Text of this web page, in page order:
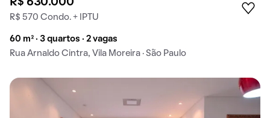
R$ 630.000
R$ 570 Condo. + IPTU
60 m² · 3 quartos · 2 vagas
Rua Arnaldo Cintra, Vila Moreira · São Paulo